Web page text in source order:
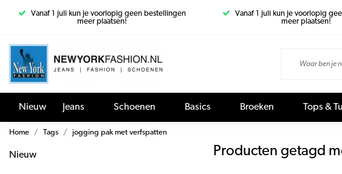
Vanaf 1 juli kun je voorlopig geen bestellingen
meer plaatsen!
Vanaf 1 juli kun je voorlopig
meer plaatsen!
Nieuw Jeans Schoenen Basics Broeken Tops &
Home Tags jogging pak met verfspatten
Nieuw Producten getagd